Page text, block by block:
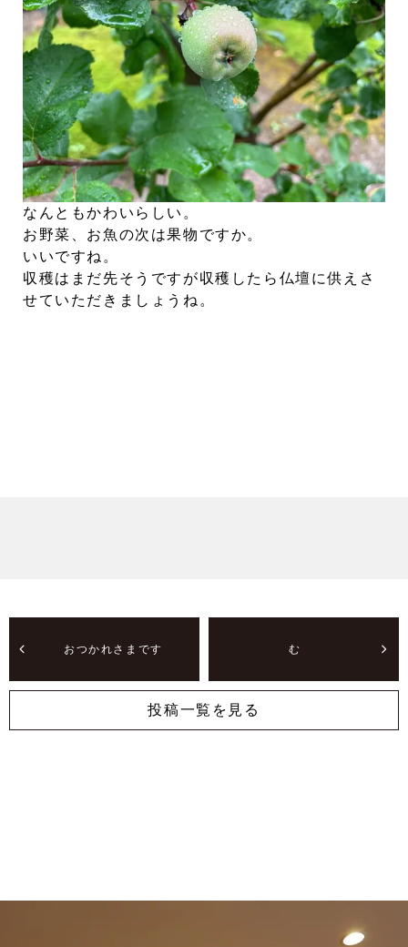
なんともかわいらしい。
お野菜、お魚の次は果物ですか。
いいですね。
収穫はまだ先そうですが収穫したら仏壇に供えさ
せていただきましょうね。
おつかれさまです む
投稿一覧を見る